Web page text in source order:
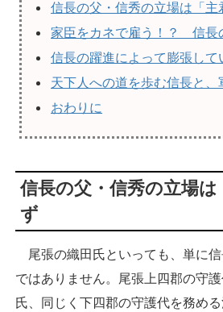
信長の父・信秀の立場は「主
家臣をカネで雇う！？ 信長
信長の躍進によって膨張して
天下人への道を歩む信長と、
おわりに
信長の父・信秀の立場は
ず
尾張の織田氏といっても、単に
ではありません。尾張上四郡の守
氏、同じく下四郡の守護代を務め